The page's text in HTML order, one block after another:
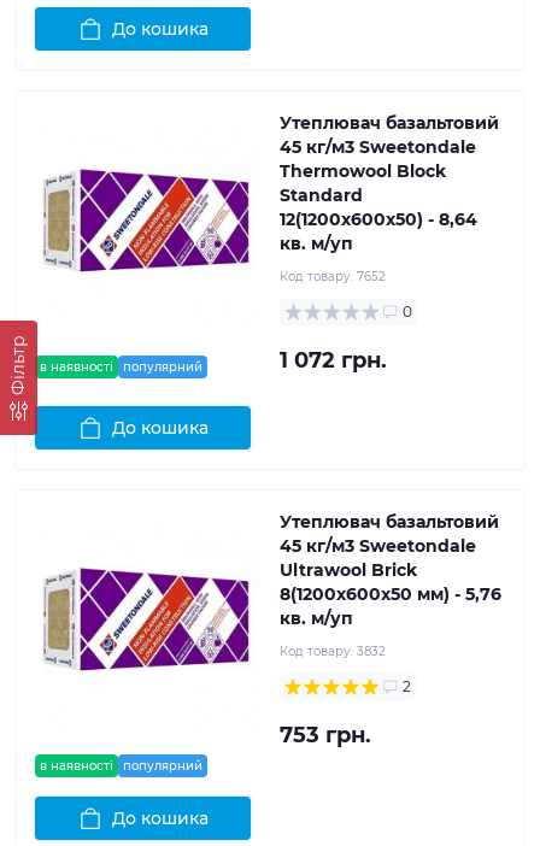
Фільтр
До кошика
в наявності популярний
Утеплювач базальтовий
45 кг/м3 Sweetondale
Thermowool Block
Standard
12(1200x600x50) - 8,64
кв. м/уп
Код товару: 7652
0
1 072 грн.
До кошика
в наявності популярний
Утеплювач базальтовий
45 кг/м3 Sweetondale
Ultrawool Brick
8(1200x600x50 мм) - 5,76
кв. м/уп
Код товару: 3832
2
753 грн.
До кошика